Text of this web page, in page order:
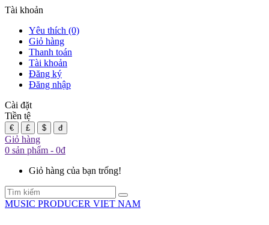
Tài khoản
Yêu thích (0)
Giỏ hàng
Thanh toán
Tài khoản
Đăng ký
Đăng nhập
Cài đặt
Tiền tệ
€ £ $ đ
Giỏ hàng
0 sản phẩm - 0đ
Giỏ hàng của bạn trống!
MUSIC PRODUCER VIET NAM